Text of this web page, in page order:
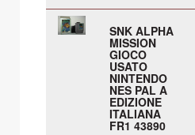
SNK ALPHA
MISSION
GIOCO
USATO
NINTENDO
NES PAL A
EDIZIONE
ITALIANA
FR1 43890